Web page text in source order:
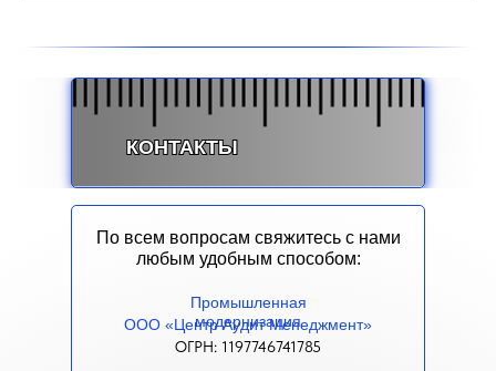
КОНТАКТЫ
По всем вопросам свяжитесь с нами
любым удобным способом:
Промышленная
модернизация
ООО «Центр Аудит Менеджмент»
ОГРН: 1197746741785